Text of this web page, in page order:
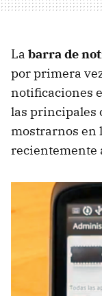
La barra de
por primera
notificaciones
las principales
mostrarnos en
recientemente